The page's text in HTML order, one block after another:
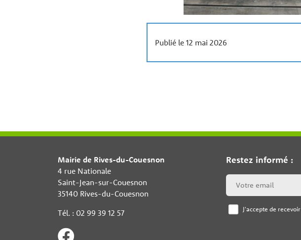
Publié le 12 mai 2026
Mairie de Rives-du-Couesnon
4 rue Nationale
Saint-Jean-sur-Couesnon
35140 Rives-du-Couesnon
Tél. : 02 99 39 12 57
Restez informé :
J'accepte de